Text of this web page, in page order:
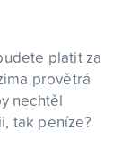
platit za
provětrá
nechtěl
tak peníze?